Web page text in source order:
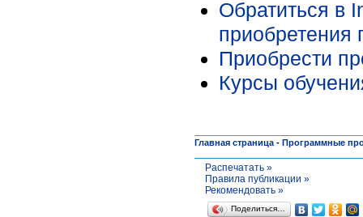
Обратиться в
приобретения
Приобрести
Курсы
Главная страница - Программные
Распечатать »
Правила публикации »
Рекомендовать »
Поделиться…